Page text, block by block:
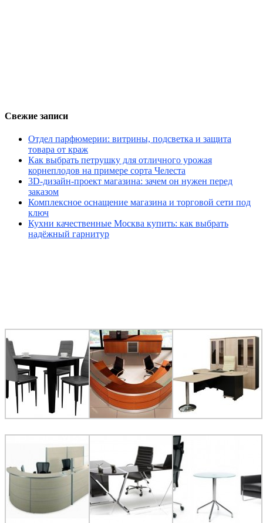
Свежие записи
Отдел парфюмерии: витрины, подсветка и защита
товара от краж
Как выбрать петрушку для отличного урожая
корнеплодов на примере сорта Челеста
3D-дизайн-проект магазина: зачем он нужен перед
заказом
Комплексное оснащение магазина и торговой сети под
ключ
Кухни качественные Москва купить: как выбрать
надёжный гарнитур